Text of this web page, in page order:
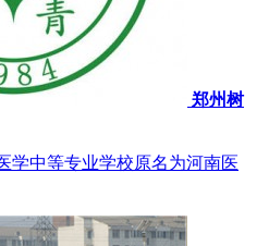
郑州树
学中等专业学校原名为河南医